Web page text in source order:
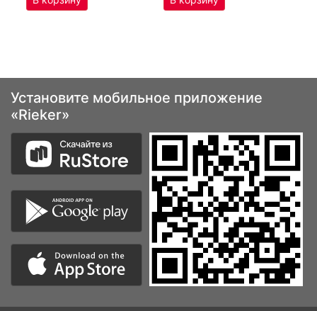
Установите мобильное приложение
«Rieker»